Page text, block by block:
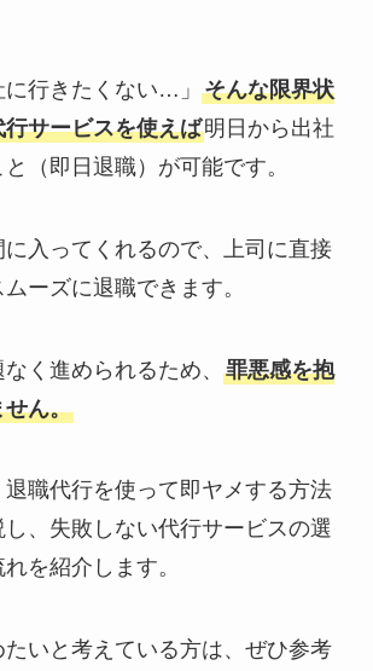
に行きたくない…」 そんな限界状
サービスを使えば明日から出社
（即日退職）が可能です。
入ってくれるので、上司に直接
ーズに退職できます。
く進められるため、 罪悪感を抱
せん。
退職代行を使って即ヤメする方法
し、失敗しない代行サービスの選
を紹介します。
いと考えている方は、ぜひ参考